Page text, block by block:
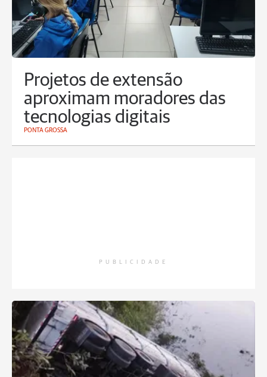
Projetos de extensão
aproximam moradores das
tecnologias digitais
PONTA GROSSA
PUBLICIDADE